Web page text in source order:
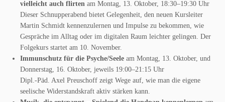
vielleicht auch flirten am Montag, 13. Oktober, 18:30–19:30 Uhr
Dieser Schnupperabend bietet Gelegenheit, den neuen Kursleiter
Martin Schmidt kennenzulernen und Impulse zu bekommen, wie
Gespräche im Alltag oder im digitalen Raum leichter gelingen. Der
Folgekurs startet am 10. November.
Immunschutz für die Psyche/Seele am Montag, 13. Oktober, und
Donnerstag, 16. Oktober, jeweils 19:00–21:15 Uhr
Dipl.-Päd. Axel Preuschoff zeigt Wege auf, wie man die eigene
seelische Widerstandskraft aktiv stärken kann.